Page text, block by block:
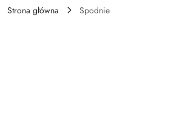
Strona główna
Spodnie